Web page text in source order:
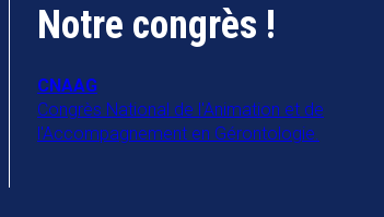
Notre congrès !
CNAAG
Congrès National de l'Animation et de
l'Accompagnement en Gérontologie.